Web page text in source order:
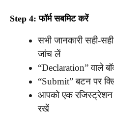
Step 4: फॉर्म सबमिट करें
सभी जानकारी सही-
जांच लें
“Declaration” वाले
“Submit” बटन पर
आपको एक रजिस्ट्रेशन
रखें